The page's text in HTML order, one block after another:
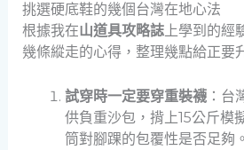
挑選硬底鞋的幾個台灣在地心法
根據我在山道具攻略誌上學到的經
幾條縱走的心得，整理幾點給正要
試穿時一定要穿重裝襪：台
供負重沙包，揹上15公斤模
筒對腳踝的包覆性是否足夠。